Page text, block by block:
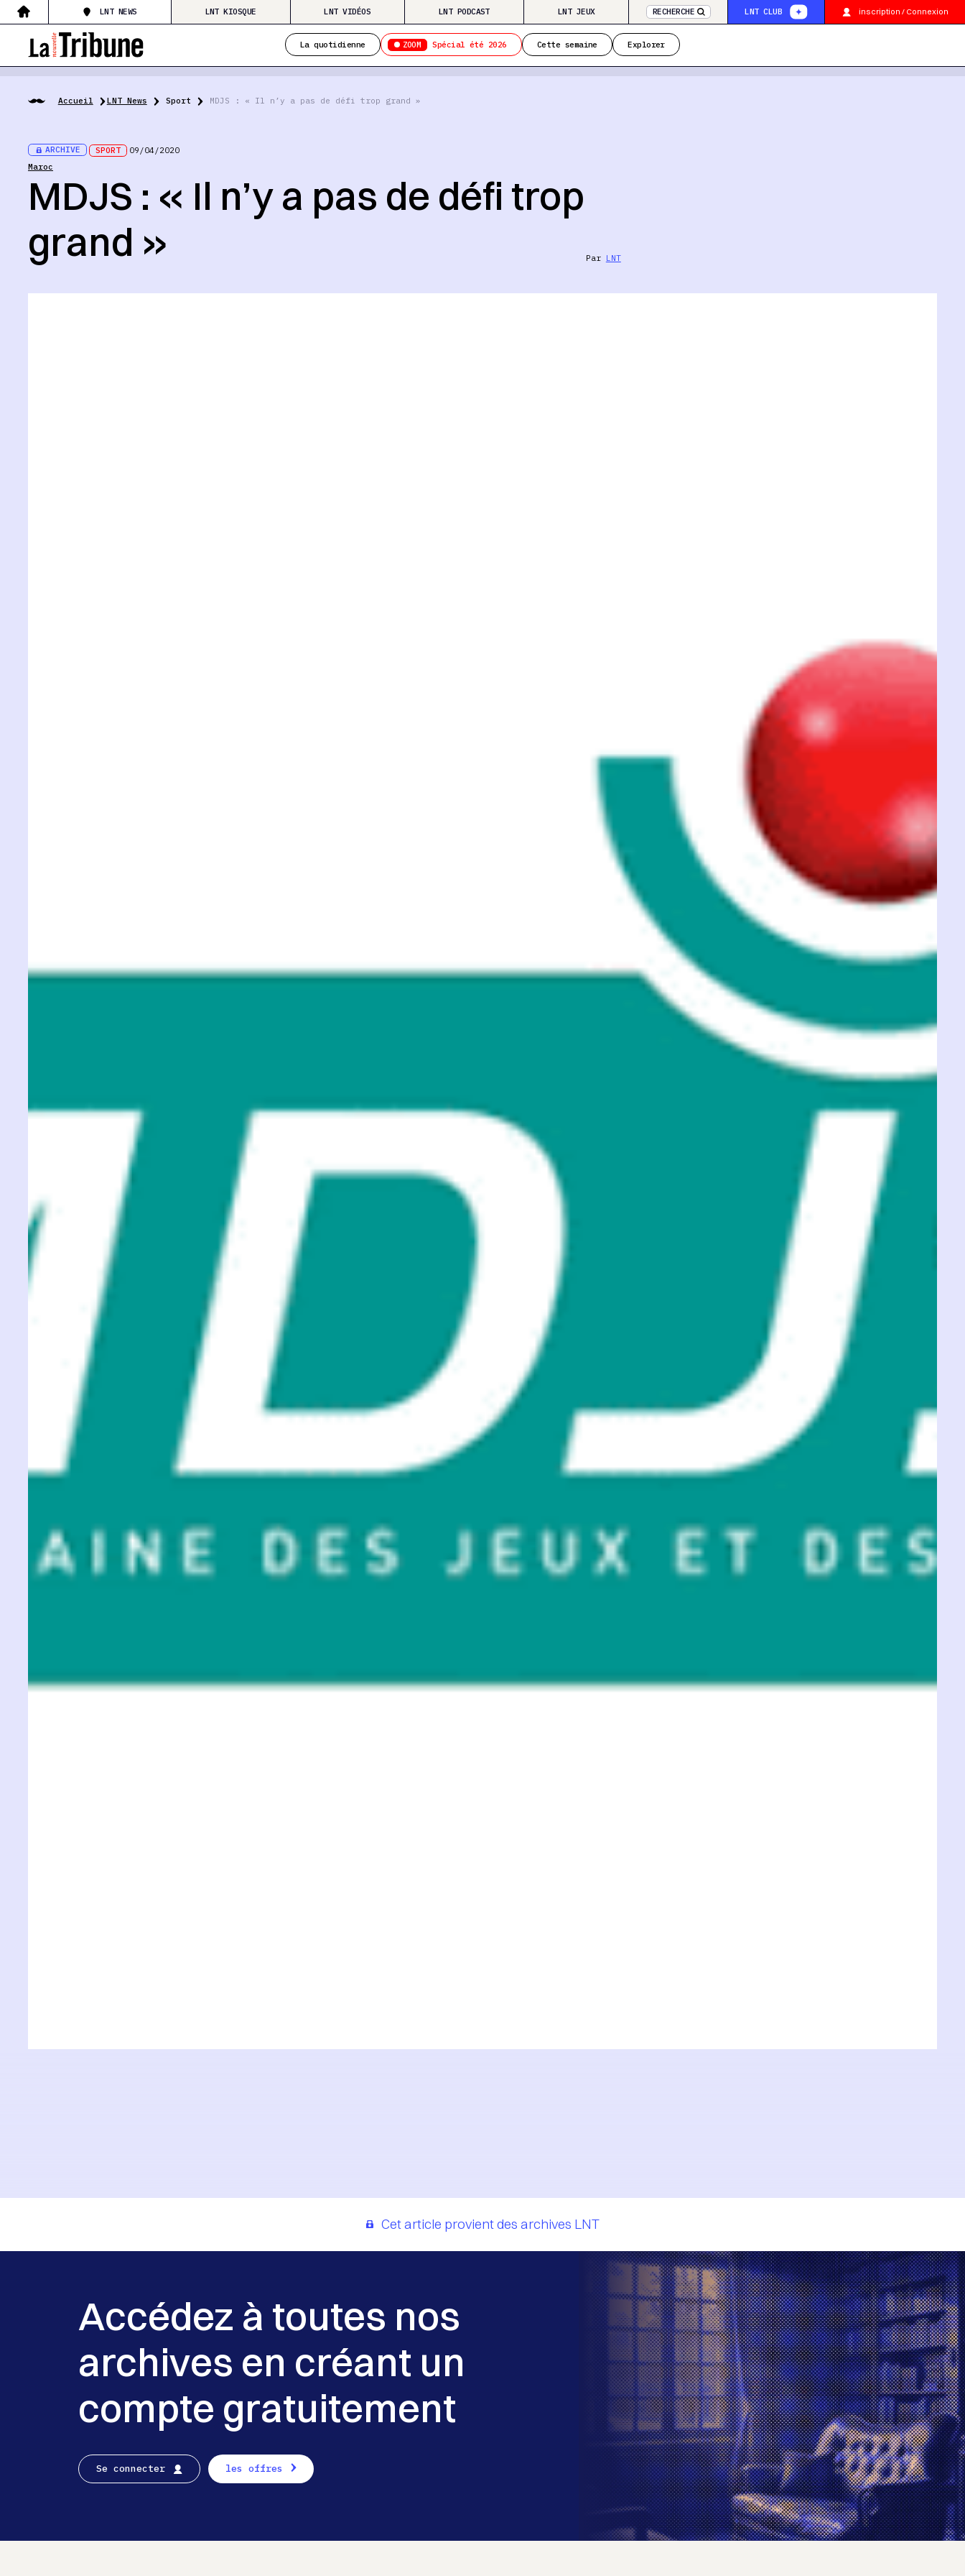
LNT NEWS LNT KIOSQUE LNT VIDÉOS LNT PODCAST LNT JEUX RECHERCHE LNT CLUB inscription / Connexion
La quotidienne ZOOM Spécial été 2026 Cette semaine Explorer
Accueil LNT News Sport MDJS : « Il n’y a pas de défi trop grand »
ARCHIVE SPORT
09/04/2020
Maroc
MDJS : « Il n’y a pas de défi trop
grand »
Par LNT
Cet article provient des archives LNT
Accédez à toutes nos
archives en créant un
compte gratuitement
Se connecter les offres